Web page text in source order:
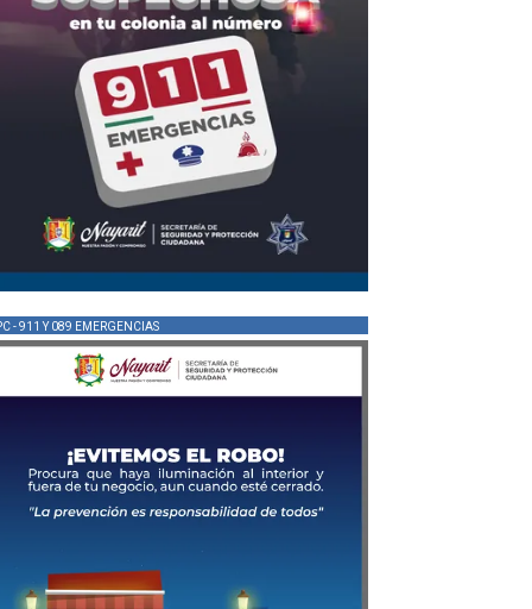
- 911 Y 089 EMERGENCIAS